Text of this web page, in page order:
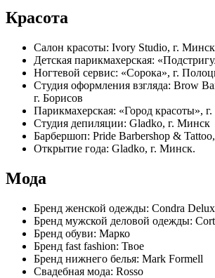
Красота
Салон красоты: Ivory Studio, г. Минск
Детская парикмахерская:
Ногтевой сервис: «Сорока», г.
Студия оформления взгляда: Brow
г. Борисов
Парикмахерская: «Город красоты»,
Студия депиляции: Gladko, г. Минск
Барбершоп: Pride Barbershop &
Открытие года: Gladko, г. Минск.
Мода
Бренд женской одежды: Condra
Бренд мужской деловой одежды:
Бренд обуви: Mарко
Бренд fast fashion: Твое
Бренд нижнего белья: Mark Formell
Свадебная мода: Rosso